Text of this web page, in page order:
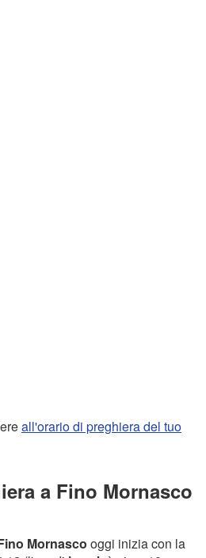
all'orario di preghiera del tuo
a Fino Mornasco
Mornasco oggi inizia con la